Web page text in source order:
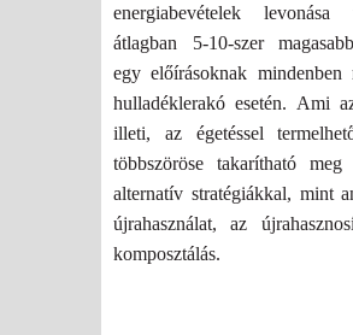
energiabevételek
átlagban 5-10-szer
egy előírásoknak mindenben
hulladéklerakó esetén. Ami
illeti, az égetéssel
többszöröse takarítható
alternatív stratégiákkal, mint
újrahasználat, az
komposztálás.